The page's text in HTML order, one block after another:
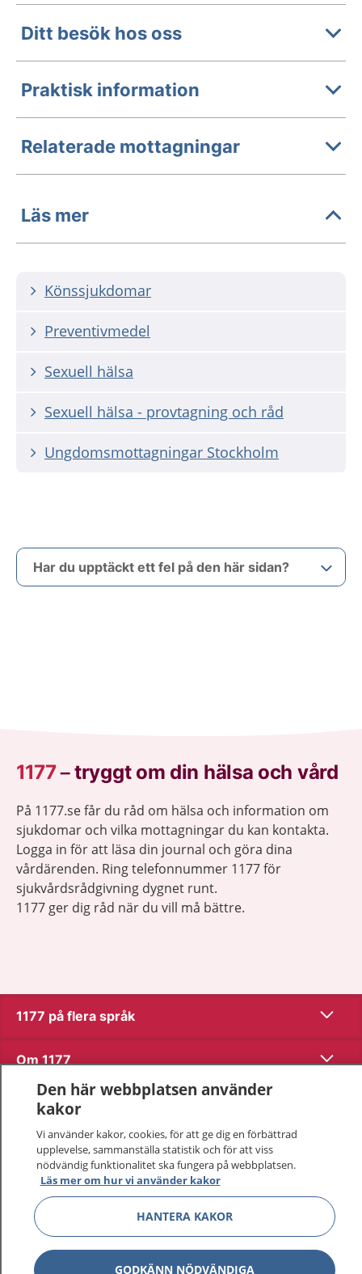
Ditt besök hos oss
Praktisk information
Relaterade mottagningar
Läs mer
Könssjukdomar
Preventivmedel
Sexuell hälsa
Sexuell hälsa - provtagning och råd
Ungdomsmottagningar Stockholm
Har du upptäckt ett fel på den här sidan?
1177–tryggt om din hälsa och vård
På 1177.se får du råd om hälsa och information om
sjukdomar och vilka mottagningar du kan kontakta.
Logga in för att läsa din journal och göra dina
vårdärenden. Ring telefonnummer 1177 för
sjukvårdsrådgivning dygnet runt.
1177 ger dig råd när du vill må bättre.
1177 på flera språk Visa
Om 1177 Visa
Kontakt
Behandling av personuppgifter
Hantering av kakor
Inställningar för kakor
Den här webbplatsen använder
kakor
Vi använder kakor, cookies, för att ge dig en förbättrad
upplevelse, sammanställa statistik och för att viss
nödvändig funktionalitet ska fungera på webbplatsen.
Läs mer om hur vi använder kakor
HANTERA KAKOR
GODKÄNN NÖDVÄNDIGA